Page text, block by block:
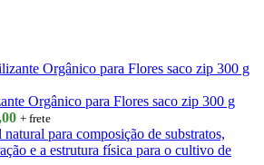
Orgânico para Flores saco zip 300 g
+ frete